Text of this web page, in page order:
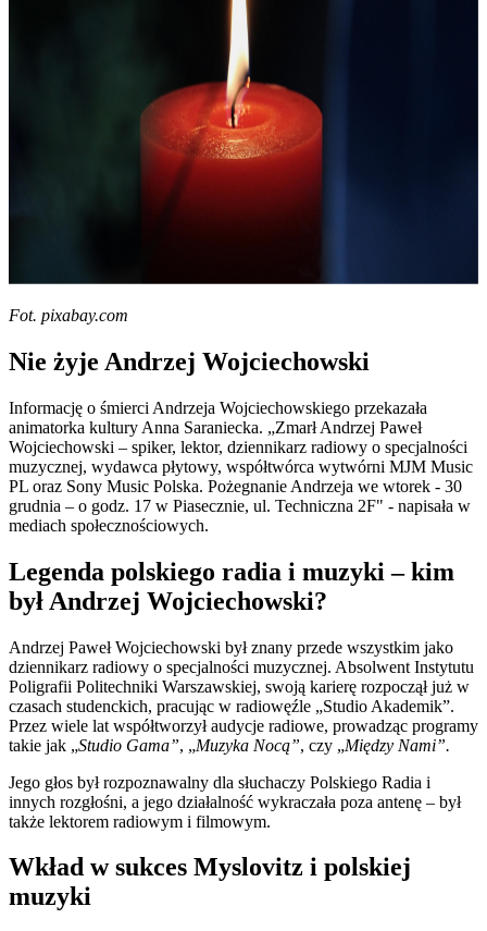
Fot. pixabay.com
Nie żyje Andrzej Wojciechowski
Informację o śmierci Andrzeja Wojciechowskiego przekazała
animatorka kultury Anna Saraniecka. „Zmarł Andrzej Paweł
Wojciechowski – spiker, lektor, dziennikarz radiowy o specjalności
muzycznej, wydawca płytowy, współtwórca wytwórni MJM Music
PL oraz Sony Music Polska. Pożegnanie Andrzeja we wtorek - 30
grudnia – o godz. 17 w Piasecznie, ul. Techniczna 2F" - napisała w
mediach społecznościowych.
Legenda polskiego radia i muzyki – kim
był Andrzej Wojciechowski?
Andrzej Paweł Wojciechowski był znany przede wszystkim jako
dziennikarz radiowy o specjalności muzycznej. Absolwent Instytutu
Poligrafii Politechniki Warszawskiej, swoją karierę rozpoczął już w
czasach studenckich, pracując w radiowęźle „Studio Akademik”.
Przez wiele lat współtworzył audycje radiowe, prowadząc programy
takie jak „Studio Gama”, „Muzyka Nocą”, czy „Między Nami”.
Jego głos był rozpoznawalny dla słuchaczy Polskiego Radia i
innych rozgłośni, a jego działalność wykraczała poza antenę – był
także lektorem radiowym i filmowym.
Wkład w sukces Myslovitz i polskiej
muzyki